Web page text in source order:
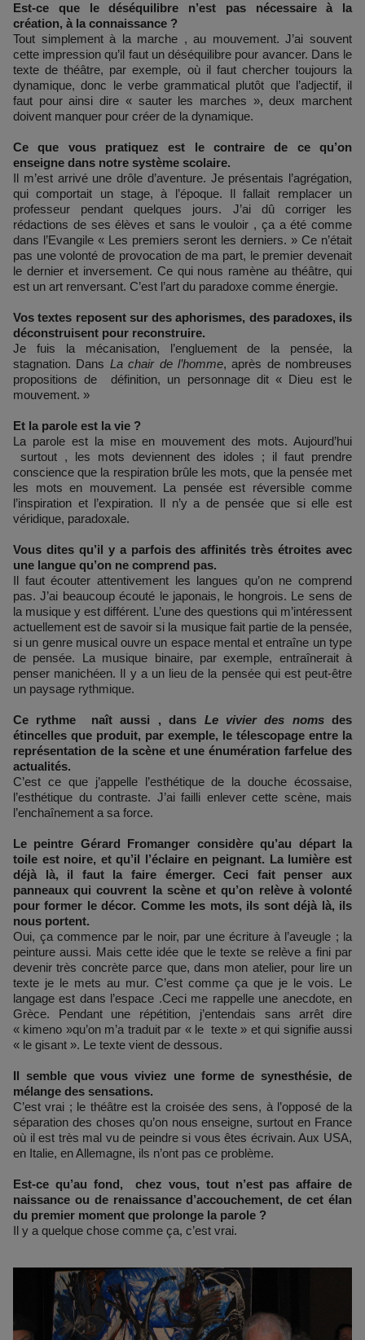
Est-ce que le déséquilibre n’est pas nécessaire à la
création, à la connaissance ?
Tout simplement à la marche , au mouvement. J’ai souvent
cette impression qu’il faut un déséquilibre pour avancer. Dans le
texte de théâtre, par exemple, où il faut chercher toujours la
dynamique, donc le verbe grammatical plutôt que l’adjectif, il
faut pour ainsi dire « sauter les marches », deux marchent
doivent manquer pour créer de la dynamique.
Ce que vous pratiquez est le contraire de ce qu’on
enseigne dans notre système scolaire.
Il m’est arrivé une drôle d’aventure. Je présentais l’agrégation,
qui comportait un stage, à l’époque. Il fallait remplacer un
professeur pendant quelques jours. J’ai dû corriger les
rédactions de ses élèves et sans le vouloir , ça a été comme
dans l’Evangile « Les premiers seront les derniers. » Ce n’était
pas une volonté de provocation de ma part, le premier devenait
le dernier et inversement. Ce qui nous ramène au théâtre, qui
est un art renversant. C’est l’art du paradoxe comme énergie.
Vos textes reposent sur des aphorismes, des paradoxes, ils
déconstruisent pour reconstruire.
Je fuis la mécanisation, l’engluement de la pensée, la
stagnation. Dans La chair de l’homme, après de nombreuses
propositions de définition, un personnage dit « Dieu est le
mouvement. »
Et la parole est la vie ?
La parole est la mise en mouvement des mots. Aujourd’hui
surtout , les mots deviennent des idoles ; il faut prendre
conscience que la respiration brûle les mots, que la pensée met
les mots en mouvement. La pensée est réversible comme
l’inspiration et l’expiration. Il n’y a de pensée que si elle est
véridique, paradoxale.
Vous dites qu’il y a parfois des affinités très étroites avec
une langue qu’on ne comprend pas.
Il faut écouter attentivement les langues qu’on ne comprend
pas. J’ai beaucoup écouté le japonais, le hongrois. Le sens de
la musique y est différent. L’une des questions qui m’intéressent
actuellement est de savoir si la musique fait partie de la pensée,
si un genre musical ouvre un espace mental et entraîne un type
de pensée. La musique binaire, par exemple, entraînerait à
penser manichéen. Il y a un lieu de la pensée qui est peut-être
un paysage rythmique.
Ce rythme naît aussi , dans Le vivier des noms des
étincelles que produit, par exemple, le télescopage entre la
représentation de la scène et une énumération farfelue des
actualités.
C’est ce que j’appelle l’esthétique de la douche écossaise,
l’esthétique du contraste. J’ai failli enlever cette scène, mais
l’enchaînement a sa force.
Le peintre Gérard Fromanger considère qu’au départ la
toile est noire, et qu’il l’éclaire en peignant. La lumière est
déjà là, il faut la faire émerger. Ceci fait penser aux
panneaux qui couvrent la scène et qu’on relève à volonté
pour former le décor. Comme les mots, ils sont déjà là, ils
nous portent.
Oui, ça commence par le noir, par une écriture à l’aveugle ; la
peinture aussi. Mais cette idée que le texte se relève a fini par
devenir très concrète parce que, dans mon atelier, pour lire un
texte je le mets au mur. C’est comme ça que je le vois. Le
langage est dans l’espace .Ceci me rappelle une anecdote, en
Grèce. Pendant une répétition, j’entendais sans arrêt dire
« kimeno »qu’on m’a traduit par « le texte » et qui signifie aussi
« le gisant ». Le texte vient de dessous.
Il semble que vous viviez une forme de synesthésie, de
mélange des sensations.
C’est vrai ; le théâtre est la croisée des sens, à l’opposé de la
séparation des choses qu’on nous enseigne, surtout en France
où il est très mal vu de peindre si vous êtes écrivain. Aux USA,
en Italie, en Allemagne, ils n’ont pas ce problème.
Est-ce qu’au fond, chez vous, tout n’est pas affaire de
naissance ou de renaissance d’accouchement, de cet élan
du premier moment que prolonge la parole ?
Il y a quelque chose comme ça, c’est vrai.